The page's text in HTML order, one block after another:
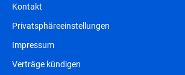
Kontakt
Privatsphäreeinstellungen
Impressum
Verträge kündigen